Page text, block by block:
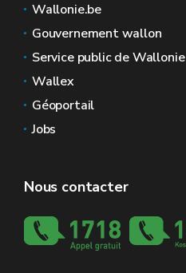
Wallonie.be
Gouvernement wallon
Service public de Wallonie
Wallex
Géoportail
Jobs
Nous contacter